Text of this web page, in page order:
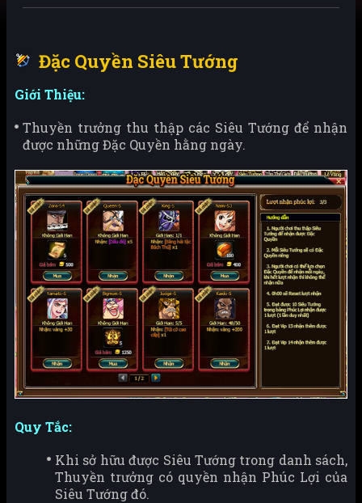
Đặc Quyền Siêu Tướng
Giới Thiệu:
Thuyền trưởng thu thập các Siêu Tướng để nhận
được những Đặc Quyền hằng ngày.
Quy Tắc:
Khi sở hữu được Siêu Tướng trong danh sách,
Thuyền trưởng có quyền nhận Phúc Lợi của
Siêu Tướng đó.